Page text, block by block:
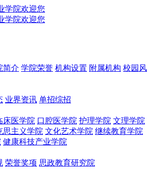
简介 学院荣誉 机构设置 附属机构 校园风
业界资讯 单招综招
床医学院 口腔医学院 护理学院 文理学院
思主义学院 文化艺术学院 继续教育学院
健康科技产业学院
荣誉奖项 思政教育研究院